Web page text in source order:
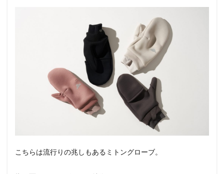
こちらは流行りの兆しもあるミトングローブ。